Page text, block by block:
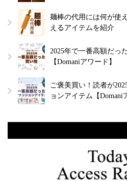
麺棒の代用には何が使
えるアイテムを紹介
2025年で一番高額だっ
【Domaniアワード】
ご褒美買い！読者が
ョンアイテム【